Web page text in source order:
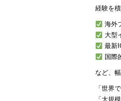
経験を積
海外
大型
最新
国際
など、
「世界
「大規